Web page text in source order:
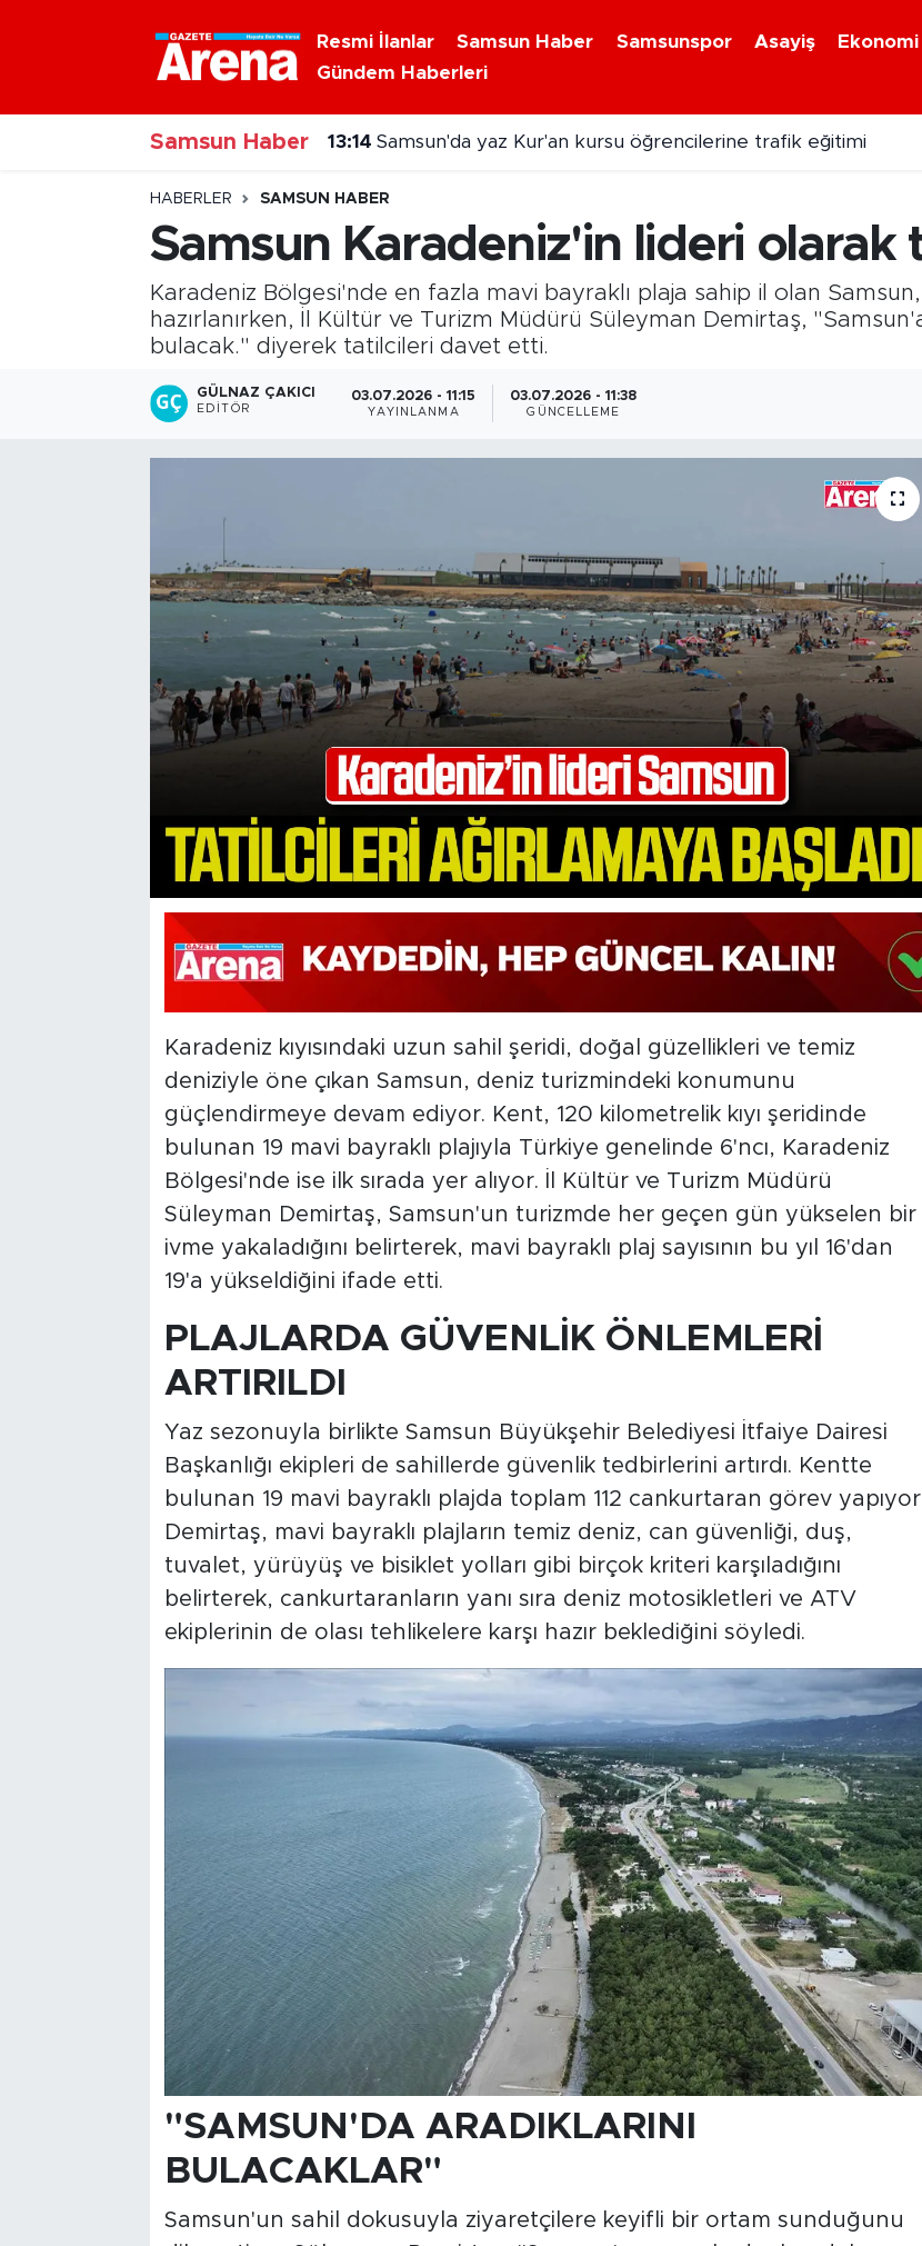
Resmi İlanlar Samsun Haber Samsunspor Asayiş
Ekonomi
Gündem Haberleri
Samsun Haber 12:58 Altay Bayındır'ın yeni adresi İspanya! Celta Vigo'ya kiralandı
HABERLER SAMSUN HABER
Samsun Karadeniz'in lideri olarak
Karadeniz Bölgesi'nde en fazla mavi bayraklı plaja sahip il olan
hazırlanırken, İl Kültür ve Turizm Müdürü Süleyman Demirtaş,
bulacak." diyerek tatilcileri davet etti.
GÜLNAZ ÇAKICI
EDITÖR
03.07.2026 - 11:15
YAYINLANMA
03.07.2026 - 11:38
GÜNCELLEME
Karadeniz kıyısındaki uzun sahil şeridi, doğal güzellikleri ve temiz
deniziyle öne çıkan Samsun, deniz turizmindeki konumunu
güçlendirmeye devam ediyor. Kent, 120 kilometrelik kıyı şeridinde
bulunan 19 mavi bayraklı plajıyla Türkiye genelinde 6'ncı, Karadeniz
Bölgesi'nde ise ilk sırada yer alıyor. İl Kültür ve Turizm Müdürü
Süleyman Demirtaş, Samsun'un turizmde her geçen gün yükselen bir
ivme yakaladığını belirterek, mavi bayraklı plaj sayısının bu yıl 16'dan
19'a yükseldiğini ifade etti.
PLAJLARDA GÜVENLİK ÖNLEMLERİ
ARTIRILDI
Yaz sezonuyla birlikte Samsun Büyükşehir Belediyesi İtfaiye Dairesi
Başkanlığı ekipleri de sahillerde güvenlik tedbirlerini artırdı. Kentte
bulunan 19 mavi bayraklı plajda toplam 112 cankurtaran görev
Demirtaş, mavi bayraklı plajların temiz deniz, can güvenliği, duş,
tuvalet, yürüyüş ve bisiklet yolları gibi birçok kriteri karşıladığını
belirterek, cankurtaranların yanı sıra deniz motosikletleri ve ATV
ekiplerinin de olası tehlikelere karşı hazır beklediğini söyledi.
"SAMSUN'DA ARADIKLARINI
BULACAKLAR"
Samsun'un sahil dokusuyla ziyaretçilere keyifli bir ortam sunduğunu
Nöbetçi Eczaneler
Hava Durumu
Samsun Namaz Vakitleri
Trafik Durumu
Süper Lig Puan Durumu ve Fikstür
Son Dakika Haberleri